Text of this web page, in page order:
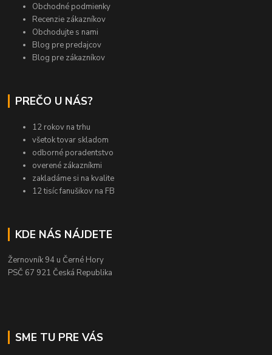
Obchodné podmienky
Recenzie zákazníkov
Obchodujte s nami
Blog pre predajcov
Blog pre zákazníkov
PREČO U NÁS?
12 rokov na trhu
všetok tovar skladom
odborné poradentstvo
overené zákazníkmi
zakladáme si na kvalite
12 tisíc fanušikov na FB
KDE NÁS NÁJDETE
Žernovník 94 u Černé Hory
PSČ 67 921 Česká Republika
SME TU PRE VÁS